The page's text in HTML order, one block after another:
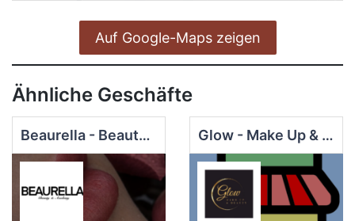
Auf Google-Maps zeigen
Ähnliche Geschäfte
Beaurella - Beauty & Academy Glow - Make Up & Beauty